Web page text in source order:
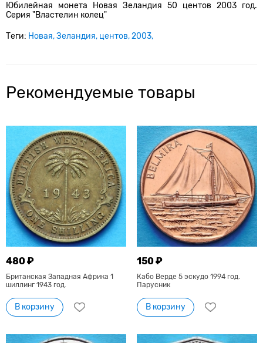
Юбилейная монета Новая Зеландия 50 центов 2003 год.
Серия "Властелин колец"
Теги: Новая Зеландия центов 2003
Рекомендуемые товары
480 ₽
Британская Западная Африка 1
шиллинг 1943 год.
В корзину
150 ₽
Кабо Верде 5 эскудо 1994 год.
Парусник
В корзину